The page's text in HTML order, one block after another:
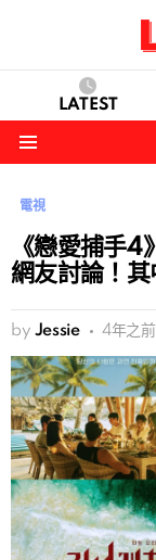
LATEST
電視
《戀愛捕手
網友討論！
by Jessie 4年之前